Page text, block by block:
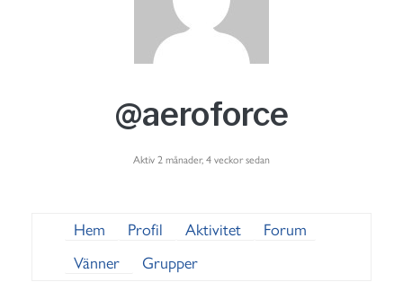
@aeroforce
Aktiv 2 månader, 4 veckor sedan
Hem Profil Aktivitet
Forum
Vänner
Grupper